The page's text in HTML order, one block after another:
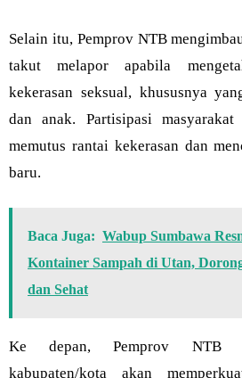
Selain itu, Pemprov NTB
takut melapor apabila
kekerasan seksual, khususnya
dan anak. Partisipasi
memutus rantai kekerasan dan
baru.
Baca Juga: Wabup Sumbawa
Kontainer Sampah di Utan,
dan Sehat
Ke depan, Pemprov NTB
kabupaten/kota akan